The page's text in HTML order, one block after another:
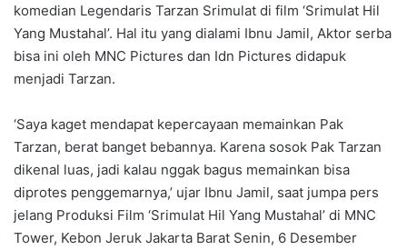
komedian Legendaris Tarzan Srimulat di film ‘Srimulat Hil
Yang Mustahal’. Hal itu yang dialami Ibnu Jamil, Aktor serba
bisa ini oleh MNC Pictures dan Idn Pictures didapuk
menjadi Tarzan.
‘Saya kaget mendapat kepercayaan memainkan Pak
Tarzan, berat banget bebannya. Karena sosok Pak Tarzan
dikenal luas, jadi kalau nggak bagus memainkan bisa
diprotes penggemarnya,’ ujar Ibnu Jamil, saat jumpa pers
jelang Produksi Film ‘Srimulat Hil Yang Mustahal’ di MNC
Tower, Kebon Jeruk Jakarta Barat Senin, 6 Desember